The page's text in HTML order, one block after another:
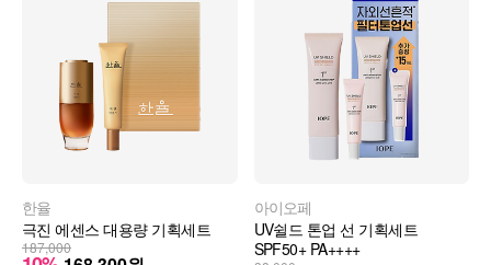
한율
극진 에센스 대용량 기획세트
187,000
아이오페
UV쉴드 톤업 선 기획세트
SPF50+ PA++++